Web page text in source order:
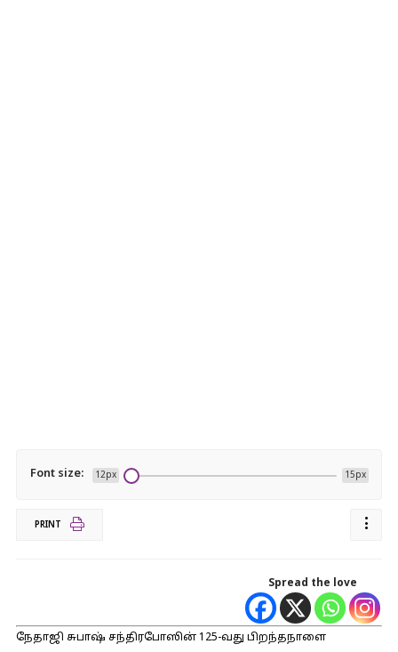
Font size: 12px 15px
PRINT
Spread the love
நேதாஜி சுபாஷ் சந்திரபோஸின் 125-வது பிறந்தநாளை